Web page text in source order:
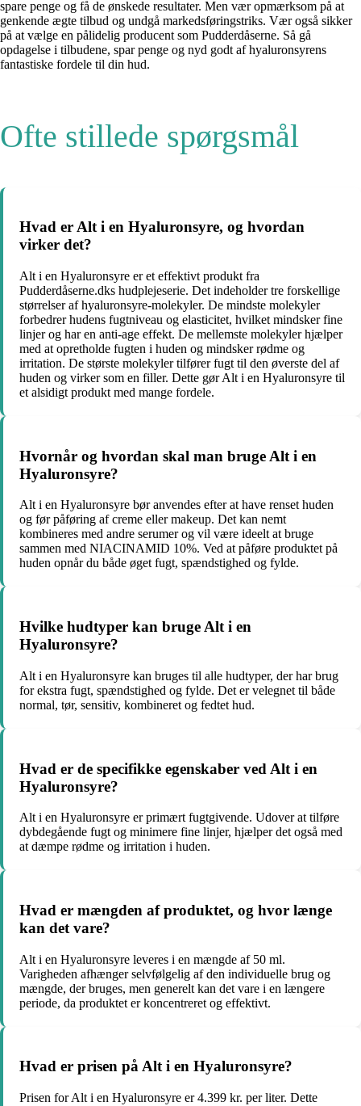
spare penge og få de ønskede resultater. Men vær opmærksom på at
genkende ægte tilbud og undgå markedsføringstriks. Vær også sikker
på at vælge en pålidelig producent som Pudderdåserne. Så gå
opdagelse i tilbudene, spar penge og nyd godt af hyaluronsyrens
fantastiske fordele til din hud.
Ofte stillede spørgsmål
Hvad er Alt i en Hyaluronsyre, og hvordan
virker det?
Alt i en Hyaluronsyre er et effektivt produkt fra
Pudderdåserne.dks hudplejeserie. Det indeholder tre forskellige
størrelser af hyaluronsyre-molekyler. De mindste molekyler
forbedrer hudens fugtniveau og elasticitet, hvilket mindsker fine
linjer og har en anti-age effekt. De mellemste molekyler hjælper
med at opretholde fugten i huden og mindsker rødme og
irritation. De største molekyler tilfører fugt til den øverste del af
huden og virker som en filler. Dette gør Alt i en Hyaluronsyre til
et alsidigt produkt med mange fordele.
Hvornår og hvordan skal man bruge Alt i en
Hyaluronsyre?
Alt i en Hyaluronsyre bør anvendes efter at have renset huden
og før påføring af creme eller makeup. Det kan nemt
kombineres med andre serumer og vil være ideelt at bruge
sammen med NIACINAMID 10%. Ved at påføre produktet på
huden opnår du både øget fugt, spændstighed og fylde.
Hvilke hudtyper kan bruge Alt i en
Hyaluronsyre?
Alt i en Hyaluronsyre kan bruges til alle hudtyper, der har brug
for ekstra fugt, spændstighed og fylde. Det er velegnet til både
normal, tør, sensitiv, kombineret og fedtet hud.
Hvad er de specifikke egenskaber ved Alt i en
Hyaluronsyre?
Alt i en Hyaluronsyre er primært fugtgivende. Udover at tilføre
dybdegående fugt og minimere fine linjer, hjælper det også med
at dæmpe rødme og irritation i huden.
Hvad er mængden af produktet, og hvor længe
kan det vare?
Alt i en Hyaluronsyre leveres i en mængde af 50 ml.
Varigheden afhænger selvfølgelig af den individuelle brug og
mængde, der bruges, men generelt kan det vare i en længere
periode, da produktet er koncentreret og effektivt.
Hvad er prisen på Alt i en Hyaluronsyre?
Prisen for Alt i en Hyaluronsyre er 4.399 kr. per liter. Dette